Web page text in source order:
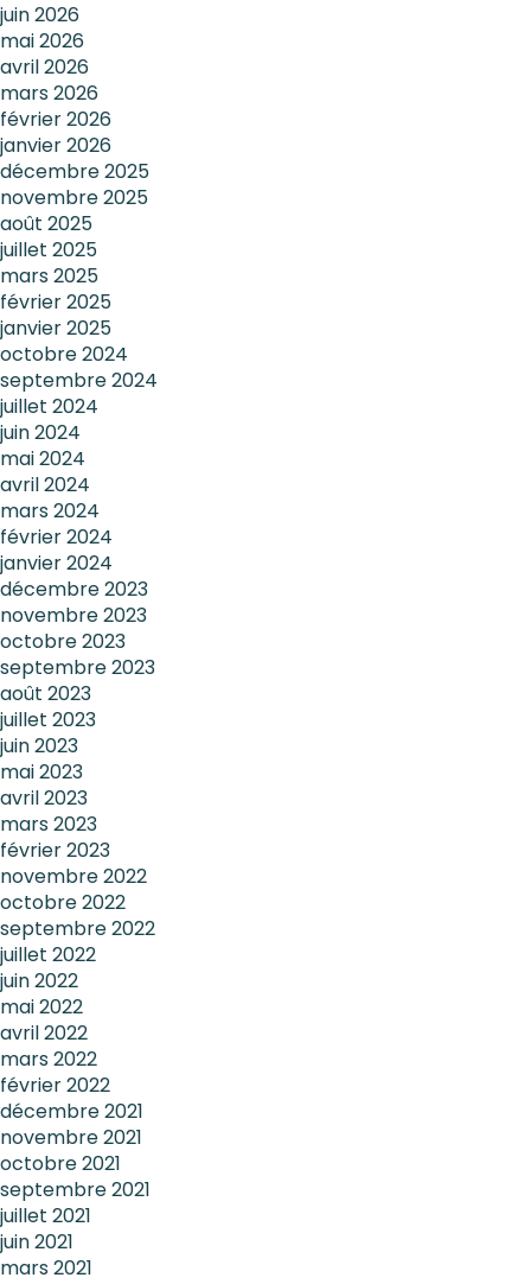
juin 2026
mai 2026
avril 2026
mars 2026
février 2026
janvier 2026
décembre 2025
novembre 2025
août 2025
juillet 2025
mars 2025
février 2025
janvier 2025
octobre 2024
septembre 2024
juillet 2024
juin 2024
mai 2024
avril 2024
mars 2024
février 2024
janvier 2024
décembre 2023
novembre 2023
octobre 2023
septembre 2023
août 2023
juillet 2023
juin 2023
mai 2023
avril 2023
mars 2023
février 2023
novembre 2022
octobre 2022
septembre 2022
juillet 2022
juin 2022
mai 2022
avril 2022
mars 2022
février 2022
décembre 2021
novembre 2021
octobre 2021
septembre 2021
juillet 2021
juin 2021
mars 2021